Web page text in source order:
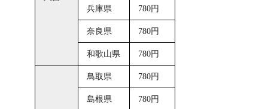
兵庫県
780円
奈良県 780円
和歌山県 780円
鳥取県 780円
島根県 780円